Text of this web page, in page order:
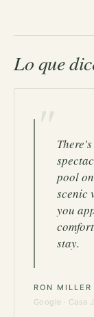
Lo que
pool
scenic
you
stay.
RON MILLER
Google · Casa